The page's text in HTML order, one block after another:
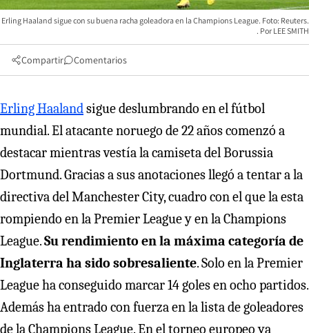
Erling Haaland sigue con su buena racha goleadora en la Champions League. Foto: Reuters.
LEE SMITH
Compartir Comentarios
Erling Haalandsigue deslumbrando en el fútbol
mundial. El atacante noruego de 22 años comenzó a
destacar mientras vestía la camiseta del Borussia
Dortmund. Gracias a sus anotaciones llegó a tentar a la
directiva del Manchester City, cuadro con el que la esta
rompiendo en la Premier League y en la Champions
League.Su rendimiento en la máxima categoría de
Inglaterra ha sido sobresaliente. Solo en la Premier
League ha conseguido marcar 14 goles en ocho partidos.
Además ha entrado con fuerza en la lista de goleadores
de la Champions League. En el torneo europeo ya